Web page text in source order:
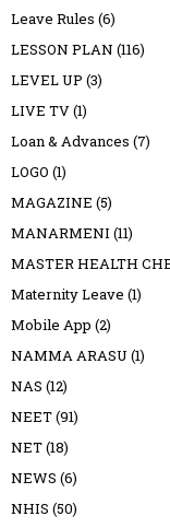
Leave Rules (6)
LESSON PLAN (116)
LEVEL UP (3)
LIVE TV(1)
Loan & Advances (7)
LOGO (1)
MAGAZINE (5)
MANARMENI (11)
MASTER HEALTH
Maternity Leave (1)
Mobile App (2)
NAMMA ARASU (1)
NAS (12)
NEET(91)
NET(18)
NEWS (6)
NHIS (50)